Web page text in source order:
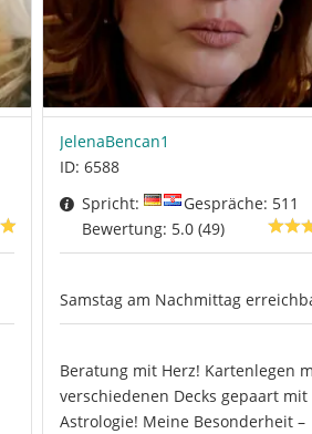
JelenaBencan1
ID: 6588
Spricht:
Gespräche: 511
Bewertung: 5.0 (49)
Samstag am Nachmittag
Beratung mit Herz! Kartenlegen
verschiedenen Decks gepaart mit
Astrologie! Meine Besonderheit –